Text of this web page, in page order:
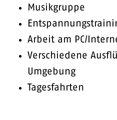
Musikgruppe
Arbeit am PC/
Verschiedene
Umgebung
Tagesfahrten